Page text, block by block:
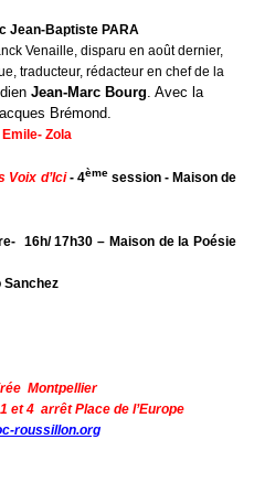
Jean-Baptiste PARA
Venaille, disparu en août dernier,
traducteur, rédacteur en chef de la
Jean-Marc Bourg. Avec la
Brémond.
Zola
Voix d’Ici- 4èmesession - Maison de
16h/ 17h30 – Maison de la Poésie
Sanchez
Montpellier
et 4 arrêt Place de l’Europe
roussillon.org